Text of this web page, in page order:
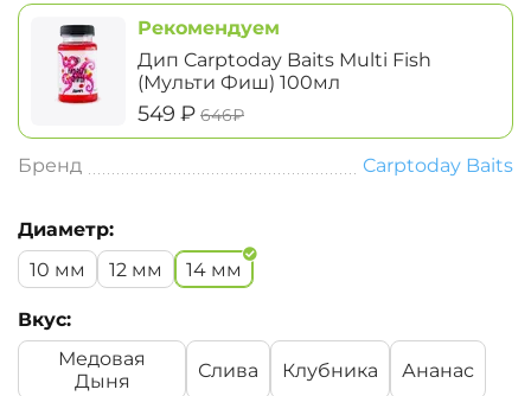
Рекомендуем
Дип Carptoday Baits Multi Fish
(Мульти Фиш) 100мл
‍549‍ ₽ ‍646‍₽
Бренд Carptoday Baits
Диаметр:
10 мм
12 мм 14 мм
Вкус:
Медовая
Дыня
Слива Клубника Ананас